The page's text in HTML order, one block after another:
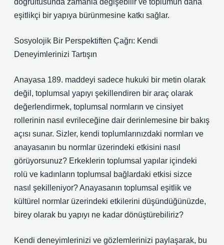
doğrultusunda zamanla değişebilir ve toplumun daha
eşitlikçi bir yapıya bürünmesine katkı sağlar.
Sosyolojik Bir Perspektiften Çağrı: Kendi
Deneyimlerinizi Tartışın
Anayasa 189. maddeyi sadece hukuki bir metin olarak
değil, toplumsal yapıyı şekillendiren bir araç olarak
değerlendirmek, toplumsal normların ve cinsiyet
rollerinin nasıl evrileceğine dair derinlemesine bir bakış
açısı sunar. Sizler, kendi toplumlarınızdaki normları ve
anayasanın bu normlar üzerindeki etkisini nasıl
görüyorsunuz? Erkeklerin toplumsal yapılar içindeki
rolü ve kadınların toplumsal bağlardaki etkisi sizce
nasıl şekilleniyor? Anayasanın toplumsal eşitlik ve
kültürel normlar üzerindeki etkilerini düşündüğünüzde,
birey olarak bu yapıyı ne kadar dönüştürebiliriz?
Kendi deneyimlerinizi ve gözlemlerinizi paylaşarak, bu